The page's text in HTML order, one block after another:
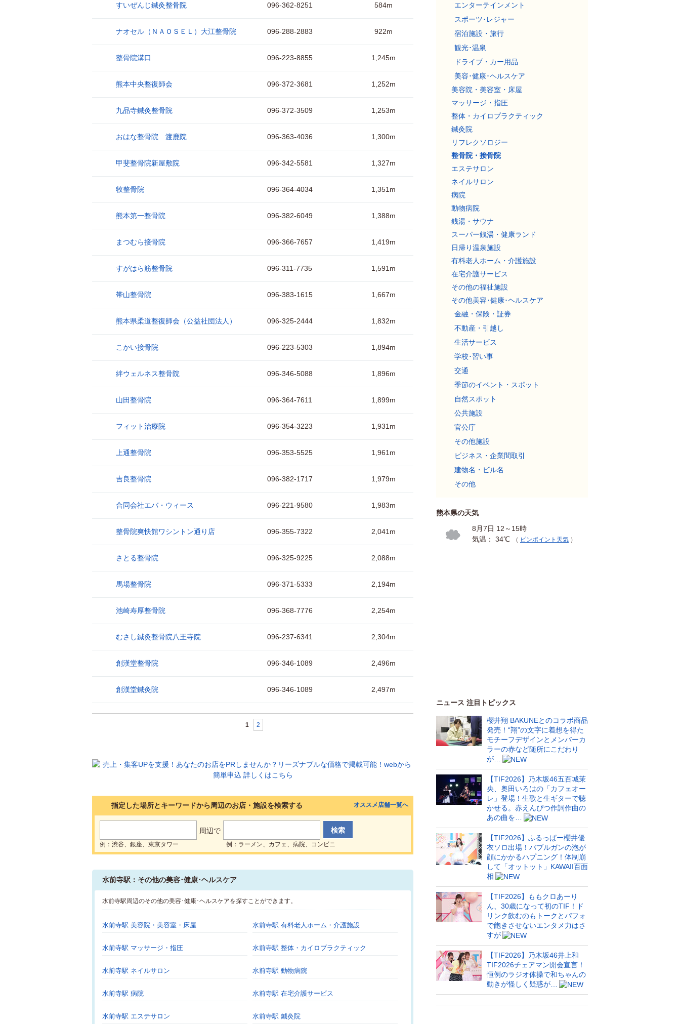
すいぜんじ鍼灸整骨院 096-362-8251 584m
ナオセル（ＮＡＯＳＥＬ）大江整骨院 096-288-2883 922m
整骨院溝口 096-223-8855 1,245m
熊本中央整復師会 096-372-3681 1,252m
九品寺鍼灸整骨院 096-372-3509 1,253m
おはな整骨院 渡鹿院 096-363-4036 1,300m
甲斐整骨院新屋敷院 096-342-5581 1,327m
牧整骨院 096-364-4034 1,351m
熊本第一整骨院 096-382-6049 1,388m
まつむら接骨院 096-366-7657 1,419m
すがはら筋整骨院 096-311-7735 1,591m
帯山整骨院 096-383-1615 1,667m
熊本県柔道整復師会（公益社団法人） 096-325-2444 1,832m
こかい接骨院 096-223-5303 1,894m
絆ウェルネス整骨院 096-346-5088 1,896m
山田整骨院 096-364-7611 1,899m
フィット治療院 096-354-3223 1,931m
上通整骨院 096-353-5525 1,961m
吉良整骨院 096-382-1717 1,979m
合同会社エバ・ウィース 096-221-9580 1,983m
整骨院爽快館ワシントン通り店 096-355-7322 2,041m
さとる整骨院 096-325-9225 2,088m
馬場整骨院 096-371-5333 2,194m
池崎寿厚整骨院 096-368-7776 2,254m
むさし鍼灸整骨院八王寺院 096-237-6341 2,304m
創漢堂整骨院 096-346-1089 2,496m
創漢堂鍼灸院 096-346-1089 2,497m
1 2
指定した場所とキーワードから周辺のお店・施設を検索する
周辺で
例：渋谷、銀座、東京タワー 例：ラーメン、カフェ、病院、コンビニ
オススメ店舗一覧へ
水前寺駅：その他の美容･健康･ヘルスケア
水前寺駅周辺のその他の美容･健康･ヘルスケアを探すことができます。
水前寺駅 美容院・美容室・床屋 水前寺駅 有料老人ホーム・介護施設
水前寺駅 マッサージ・指圧 水前寺駅 整体・カイロプラクティック
水前寺駅 ネイルサロン 水前寺駅 動物病院
水前寺駅 病院 水前寺駅 在宅介護サービス
水前寺駅 エステサロン 水前寺駅 鍼灸院
エンターテインメント
スポーツ･レジャー
宿泊施設・旅行
観光･温泉
ドライブ・カー用品
美容･健康･ヘルスケア
美容院・美容室・床屋
マッサージ・指圧
整体・カイロプラクティック
鍼灸院
リフレクソロジー
整骨院・接骨院
エステサロン
ネイルサロン
病院
動物病院
銭湯・サウナ
スーパー銭湯・健康ランド
日帰り温泉施設
有料老人ホーム・介護施設
在宅介護サービス
その他の福祉施設
その他美容･健康･ヘルスケア
金融・保険・証券
不動産・引越し
生活サービス
学校･習い事
交通
季節のイベント・スポット
自然スポット
公共施設
官公庁
その他施設
ビジネス・企業間取引
建物名・ビル名
その他
熊本県の天気
8月7日 12～15時
気温： 34℃
（ ピンポイント天気 ）
ニュース 注目トピックス
櫻井翔 BAKUNEとのコラボ商品
発売！“翔”の文字に着想を得た
モチーフデザインとメンバーカ
ラーの赤など随所にこだわり
が…
【TIF2026】乃木坂46五百城茉
央、奥田いろはの「カフェオー
レ」登場！生歌と生ギターで聴
かせる。赤えんぴつ作詞作曲の
あの曲を…
【TIF2026】ふるっぱー櫻井優
衣ソロ出場！バブルガンの泡が
顔にかかるハプニング！体制崩
して「オットット」KAWAII百面
相
【TIF2026】ももクロあーり
ん、30歳になって初のTIF！ド
リンク飲むのもトークとパフォ
で飽きさせないエンタメ力はさ
すが
【TIF2026】乃木坂46井上和
TIF2026チェアマン開会宣言！
恒例のラジオ体操で和ちゃんの
動きが怪しく疑惑が…